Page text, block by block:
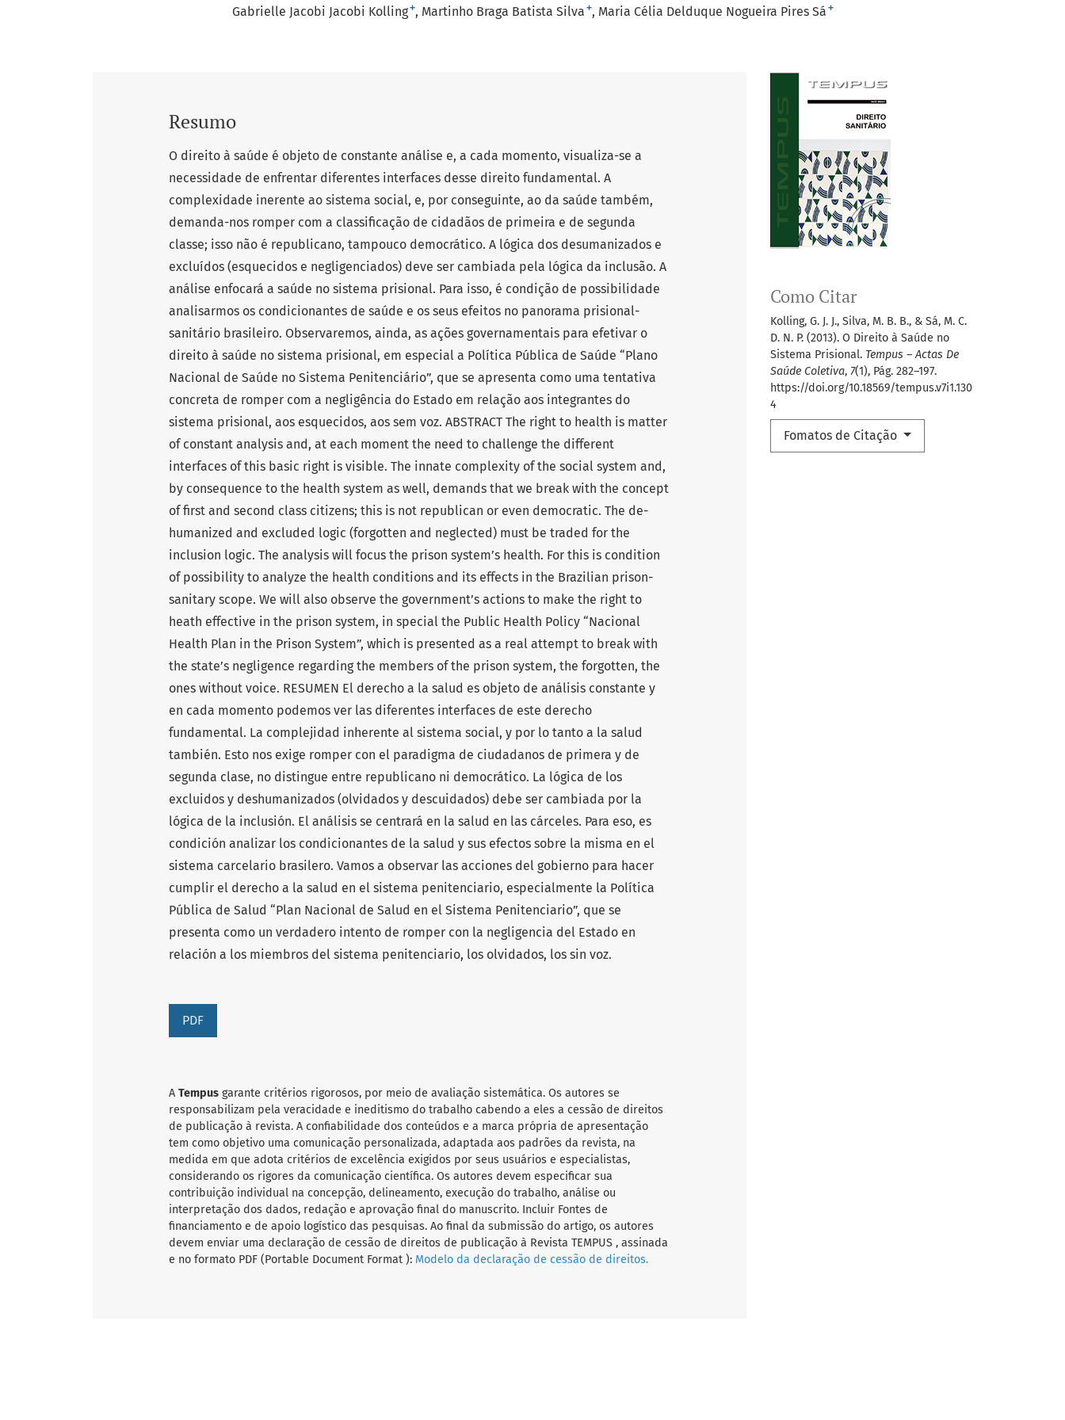
Gabrielle Jacobi Jacobi Kolling+ Martinho Braga Batista Silva + Maria Célia Delduque Nogueira Pires Sá +
Como Citar
Kolling, G. J. J., Silva, M. B. B., & Sá, M. C.
D. N. P. (2013). O Direito à Saúde no
Sistema Prisional. Tempus – Actas De
Saúde Coletiva, 7(1), Pág. 282–197.
https://doi.org/10.18569/tempus.v7i1.130
4
Fomatos de Citação
Resumo
O direito à saúde é objeto de constante análise e, a cada momento, visualiza-se a
necessidade de enfrentar diferentes interfaces desse direito fundamental. A
complexidade inerente ao sistema social, e, por conseguinte, ao da saúde também,
demanda-nos romper com a classificação de cidadãos de primeira e de segunda
classe; isso não é republicano, tampouco democrático. A lógica dos desumanizados e
excluídos (esquecidos e negligenciados) deve ser cambiada pela lógica da inclusão. A
análise enfocará a saúde no sistema prisional. Para isso, é condição de possibilidade
analisarmos os condicionantes de saúde e os seus efeitos no panorama prisional-
sanitário brasileiro. Observaremos, ainda, as ações governamentais para efetivar o
direito à saúde no sistema prisional, em especial a Política Pública de Saúde “Plano
Nacional de Saúde no Sistema Penitenciário”, que se apresenta como uma tentativa
concreta de romper com a negligência do Estado em relação aos integrantes do
sistema prisional, aos esquecidos, aos sem voz. ABSTRACT The right to health is matter
of constant analysis and, at each moment the need to challenge the different
interfaces of this basic right is visible. The innate complexity of the social system and,
by consequence to the health system as well, demands that we break with the concept
of first and second class citizens; this is not republican or even democratic. The de-
humanized and excluded logic (forgotten and neglected) must be traded for the
inclusion logic. The analysis will focus the prison system’s health. For this is condition
of possibility to analyze the health conditions and its effects in the Brazilian prison-
sanitary scope. We will also observe the government’s actions to make the right to
heath effective in the prison system, in special the Public Health Policy “Nacional
Health Plan in the Prison System”, which is presented as a real attempt to break with
the state’s negligence regarding the members of the prison system, the forgotten, the
ones without voice. RESUMEN El derecho a la salud es objeto de análisis constante y
en cada momento podemos ver las diferentes interfaces de este derecho
fundamental. La complejidad inherente al sistema social, y por lo tanto a la salud
también. Esto nos exige romper con el paradigma de ciudadanos de primera y de
segunda clase, no distingue entre republicano ni democrático. La lógica de los
excluidos y deshumanizados (olvidados y descuidados) debe ser cambiada por la
lógica de la inclusión. El análisis se centrará en la salud en las cárceles. Para eso, es
condición analizar los condicionantes de la salud y sus efectos sobre la misma en el
sistema carcelario brasilero. Vamos a observar las acciones del gobierno para hacer
cumplir el derecho a la salud en el sistema penitenciario, especialmente la Política
Pública de Salud “Plan Nacional de Salud en el Sistema Penitenciario”, que se
presenta como un verdadero intento de romper con la negligencia del Estado en
relación a los miembros del sistema penitenciario, los olvidados, los sin voz.
PDF
A Tempus garante critérios rigorosos, por meio de avaliação sistemática. Os autores se
responsabilizam pela veracidade e ineditismo do trabalho cabendo a eles a cessão de direitos
de publicação à revista. A confiabilidade dos conteúdos e a marca própria de apresentação
tem como objetivo uma comunicação personalizada, adaptada aos padrões da revista, na
medida em que adota critérios de excelência exigidos por seus usuários e especialistas,
considerando os rigores da comunicação científica. Os autores devem especificar sua
contribuição individual na concepção, delineamento, execução do trabalho, análise ou
interpretação dos dados, redação e aprovação final do manuscrito. Incluir Fontes de
financiamento e de apoio logístico das pesquisas. Ao final da submissão do artigo, os autores
devem enviar uma declaração de cessão de direitos de publicação à Revista TEMPUS , assinada
e no formato PDF (Portable Document Format ): Modelo da declaração de cessão de direitos.